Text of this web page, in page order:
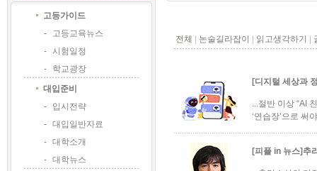
고등가이드
-
고등교육뉴스
-
시험일정
-
학교광장
대입준비
-
입시전략
-
대입일반자료
-
대학소개
-
대학뉴스
전체 논술길라잡이 읽고생각하기
[디지털 세상과
...절반 이상 “AI
‘연습장’으로
[피플 in 뉴스]추